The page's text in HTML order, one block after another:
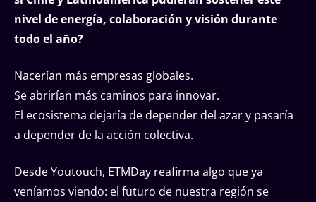
nivel de energía, colaboración y visión durante
todo el año?
Nacerían más empresas globales.
Se abrirían más caminos para innovar.
El ecosistema dejaría de depender del azar y pasaría
a depender de la acción colectiva.
Desde Youtouch, ETMDay reafirma algo que ya
veníamos viendo: el futuro de nuestra región se